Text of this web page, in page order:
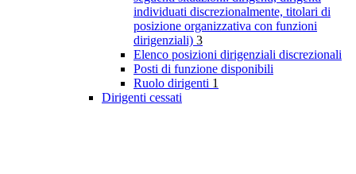
individuati discrezionalmente, titolari di
posizione organizzativa con funzioni
dirigenziali) 3
Elenco posizioni dirigenziali discrezionali
Posti di funzione disponibili
Ruolo dirigenti 1
Dirigenti cessati